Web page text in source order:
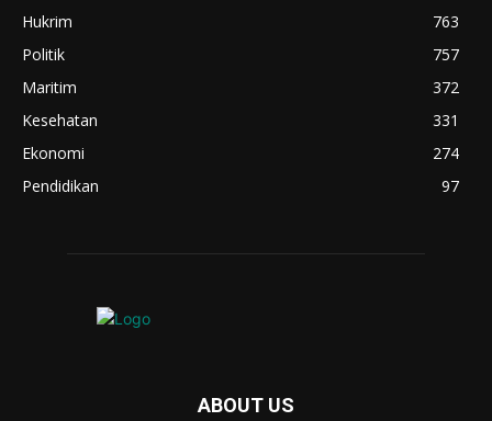
Hukrim
763
Politik
757
Maritim
372
Kesehatan
331
Ekonomi
274
Pendidikan
97
ABOUT US